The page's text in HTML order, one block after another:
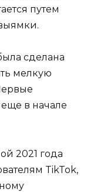
путем
сделана
мелкую
в начале
2021 года
TikTok,